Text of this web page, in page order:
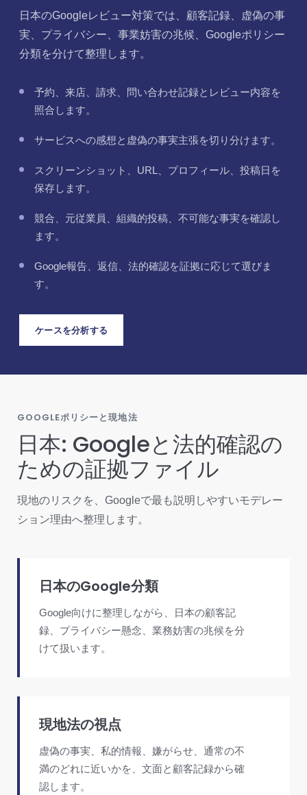
日本のGoogleレビュー対策では、顧客記録、虚偽の事
実、プライバシー、事業妨害の兆候、Googleポリシー
分類を分けて整理します。
予約、来店、請求、問い合わせ記録とレビュー内容を
照合します。
サービスへの感想と虚偽の事実主張を切り分けます。
スクリーンショット、URL、プロフィール、投稿日を
保存します。
競合、元従業員、組織的投稿、不可能な事実を確認し
ます。
Google報告、返信、法的確認を証拠に応じて選びま
す。
ケースを分析する
GOOGLEポリシーと現地法
日本: Googleと法的確認の
ための証拠ファイル
現地のリスクを、Googleで最も説明しやすいモデレー
ション理由へ整理します。
日本のGoogle分類
Google向けに整理しながら、日本の顧客記
録、プライバシー懸念、業務妨害の兆候を分
けて扱います。
現地法の視点
虚偽の事実、私的情報、嫌がらせ、通常の不
満のどれに近いかを、文面と顧客記録から確
認します。